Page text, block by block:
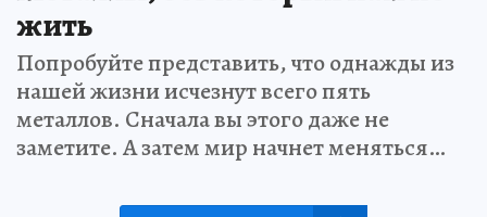
жить
Попробуйте представить, что однажды из
нашей жизни исчезнут всего пять
металлов. Сначала вы этого даже не
заметите. А затем мир начнет меняться…